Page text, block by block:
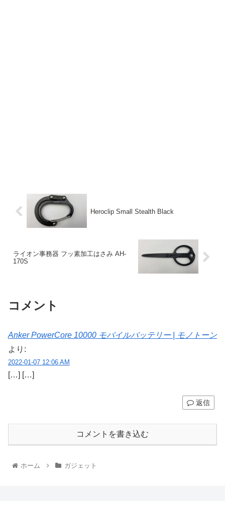
Heroclip Small Stealth Black
ライオン事務器 フッ素加工はさみ AH-
170S
コメント
Anker PowerCore 10000 モバイルバッテリー | モノトーン
より:
2022-01-07 12:06 AM
[…] […]
返信
コメントを書き込む
ホーム ガジェット